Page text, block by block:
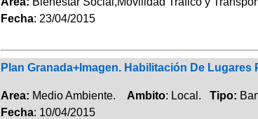
Fecha: 23/04/2015
Plan Granada+Imagen. Habilitación De
Area: Medio Ambiente. Ambito: Local. Tipo:
Fecha: 10/04/2015